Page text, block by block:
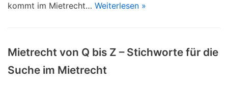
kommt im Mietrecht… Weiterlesen »
Mietrecht von Q bis Z – Stichworte für die
Suche im Mietrecht